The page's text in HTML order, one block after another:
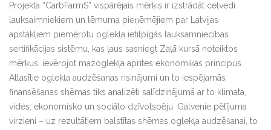
Projekta “CarbFarmS” vispārējais mērķis ir izstrādāt ceļvedi
lauksaimniekiem un lēmuma pieņēmējiem par Latvijas
apstākļiem piemērotu oglekļa ietilpīgās lauksamniecības
sertifikācijas sistēmu, kas ļaus sasniegt Zaļā kursā noteiktos
mērķus, ievērojot mazoglekļa aprites ekonomikas principus.
Atlasītie oglekļa audzēšanas risinājumi un to iespējamās
finansēšanas shēmas tiks analizēti salīdzinājumā ar to klimata,
vides, ekonomisko un sociālo dzīvotspēju. Galvenie pētījuma
virzieni – uz rezultātiem balstītas shēmas oglekļa audzēšanai, to